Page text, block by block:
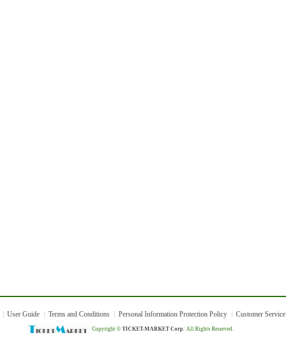
User Guide Terms and Conditions Personal Information Protection Policy Customer Service
Copyright © TICKET-MARKET Corp. All Rights Reserved.